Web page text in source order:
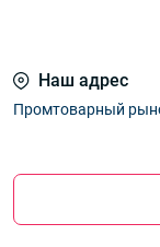
Наш адрес
Промтоварный